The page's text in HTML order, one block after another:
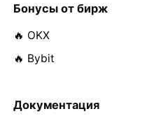
Бонусы от бирж
🔥 OKX
🔥 Bybit
Документация